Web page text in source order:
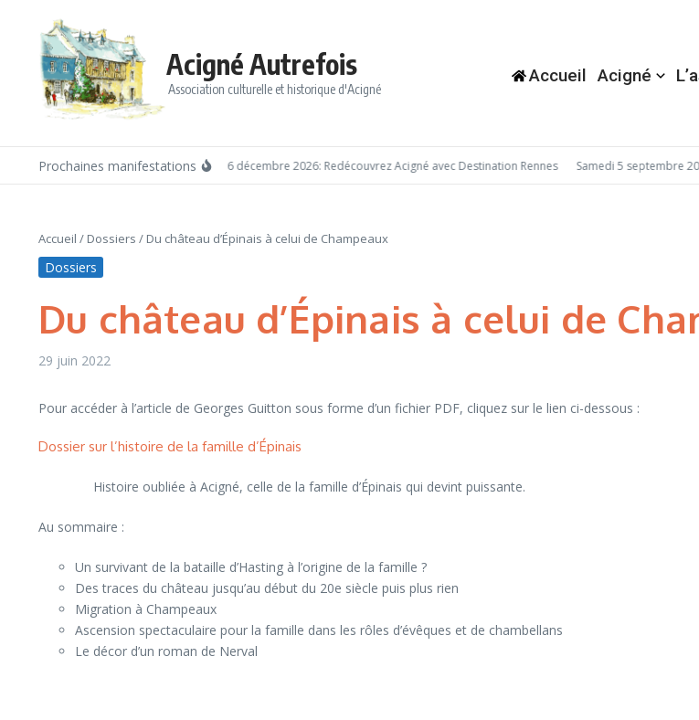
Acigné Autrefois
Association culturelle et historique d'Acigné
Accueil Acigné
Prochaines manifestationsDimanche 6 décembre 2026: Redécouvrez Acigné avec Destination Rennes Samedi 5 septembre
Accueil / Dossiers / Du château d’Épinais à celui de Champeaux
Dossiers
Du château d’Épinais à celui de
29 juin 2022
Pour accéder à l’article de Georges Guitton sous forme d’un fichier PDF, cliquez sur le lien ci-dessous :
Dossier sur l’histoire de la famille d’Épinais
Histoire oubliée à Acigné, celle de la famille d’Épinais qui devint puissante.
Au sommaire :
Un survivant de la bataille d’Hasting à l’origine de la famille ?
Des traces du château jusqu’au début du 20e siècle puis plus rien
Migration à Champeaux
Ascension spectaculaire pour la famille dans les rôles d’évêques et de chambellans
Le décor d’un roman de Nerval